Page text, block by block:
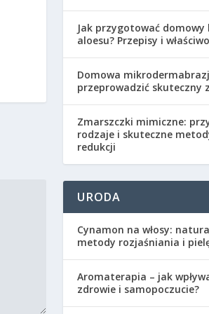
Jak przygotować domowy
aloesu? Przepisy i
Domowa
przeprowadzić skuteczny
Zmarszczki mimiczne:
rodzaje i skuteczne
redukcji
URODA
Cynamon na włosy:
metody rozjaśniania i
Aromaterapia – jak
zdrowie i samopoczucie?